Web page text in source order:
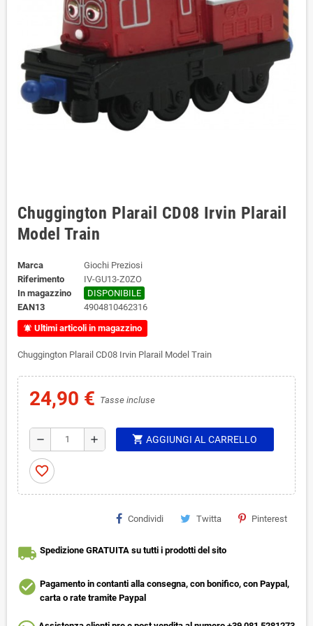
Chuggington Plarail CD08 Irvin Plarail
Model Train
Marca
Giochi Preziosi
Riferimento
IV-GU13-Z0ZO
In magazzino
DISPONIBILE
EAN13
4904810462316
notifications_active Ultimi articoli in magazzino
Chuggington Plarail CD08 Irvin Plarail Model Train
24,90 € Tasse incluse
remove add shopping_cart AGGIUNGI AL CARRELLO
favorite_border
Condividi Twitta Pinterest
local_shipping Spedizione GRATUITA su tutti i prodotti del sito
check_circle Pagamento in contanti alla consegna, con bonifico, con Paypal,
carta o rate tramite Paypal